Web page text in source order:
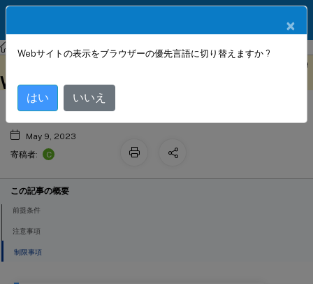
NetScaler SDX NetScaler ADC SDX 12.1
SDXアプライアンスへのCitrix Secure
Web Gateway インスタンスの展開
May 9, 2023
寄稿者:
C
この記事の概要
前提条件
注意事項
制限事項
×
Webサイトの表示をブラウザーの優先言語に切り替えますか ?
はい いいえ